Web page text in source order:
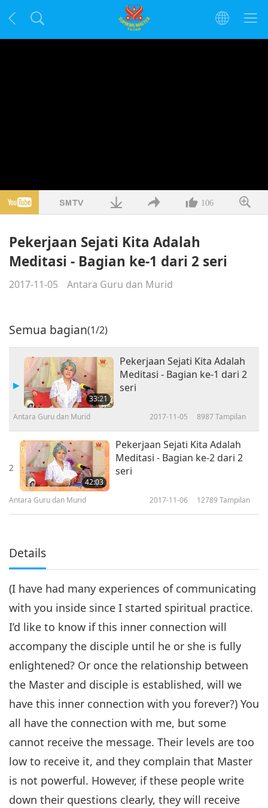
106
Pekerjaan Sejati Kita Adalah
Meditasi - Bagian ke-1 dari 2 seri
2017-11-05 Antara Guru dan Murid
Semua bagian(1/2)
33:21
Pekerjaan Sejati Kita Adalah
Meditasi - Bagian ke-1 dari 2
seri
Antara Guru dan Murid 2017-11-05 8987Tampilan
2
42:03
Pekerjaan Sejati Kita Adalah
Meditasi - Bagian ke-2 dari 2
seri
Antara Guru dan Murid 2017-11-06 12789 Tampilan
Details
(I have had many experiences of communicating
with you inside since I started spiritual practice.
I’d like to know if this inner connection will
accompany the disciple until he or she is fully
enlightened? Or once the relationship between
the Master and disciple is established, will we
have this inner connection with you forever?) You
all have the connection with me, but some
cannot receive the message. Their levels are too
low to receive it, and they complain that Master
is not powerful. However, if these people write
down their questions clearly, they will receive